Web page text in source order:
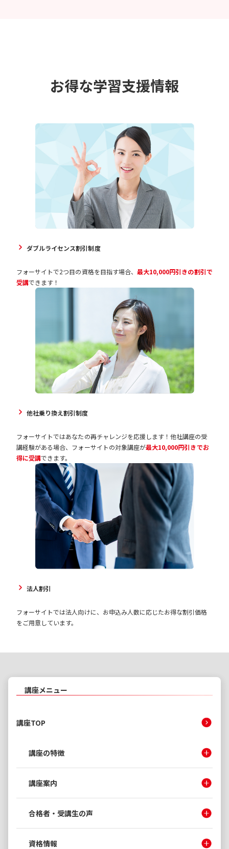
お得な学習支援情報
ダブルライセンス割引制度
フォーサイトで2つ目の資格を目指す場合、 最大10,000円引きの割引で
受講できます！
他社乗り換え割引制度
フォーサイトではあなたの再チャレンジを応援します！他社講座の受
講経験がある場合、フォーサイトの対象講座が最大10,000円引きでお
得に受講できます。
法人割引
フォーサイトでは法人向けに、お申込み人数に応じたお得な割引価格
をご用意しています。
講座メニュー
講座TOP
講座の特徴
講座案内
合格者・受講生の声
資格情報